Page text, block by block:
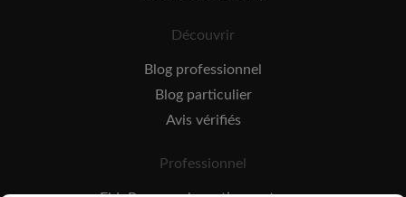
Découvrir
Blog professionnel
Blog particulier
Avis vérifiés
Professionnel